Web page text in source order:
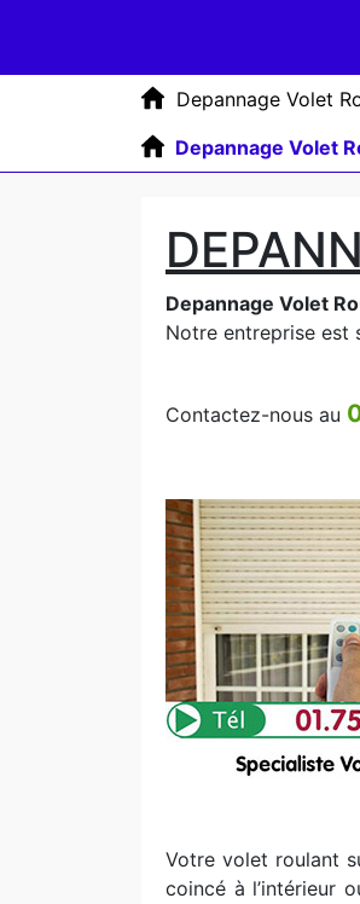
Depannage Volet
Depannage Volet
Depannage Volet
Notre entreprise est
Contactez-nous au
Votre volet roulant
coincé à l’intérieur